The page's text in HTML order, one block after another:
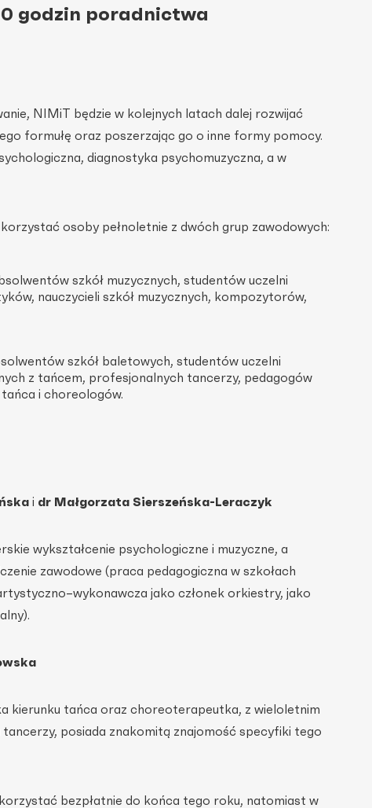
godzin poradnictwa
NIMiT będzie w kolejnych latach dalej rozwijać
formułę oraz poszerzając go o inne formy pomocy.
diagnostyka psychomuzyczna, a w
osoby pełnoletnie z dwóch grup zawodowych:
szkół muzycznych, studentów uczelni
nauczycieli szkół muzycznych, kompozytorów,
szkół baletowych, studentów uczelni
z tańcem, profesjonalnych tancerzy, pedagogów
i choreologów.
i dr Małgorzata Sierszeńska-Leraczyk
wykształcenie psychologiczne i muzyczne, a
zawodowe (praca pedagogiczna w szkołach
jako członek orkiestry, jako
kierunku tańca oraz choreoterapeutka, z wieloletnim
posiada znakomitą znajomość specyfiki tego
bezpłatnie do końca tego roku, natomiast w